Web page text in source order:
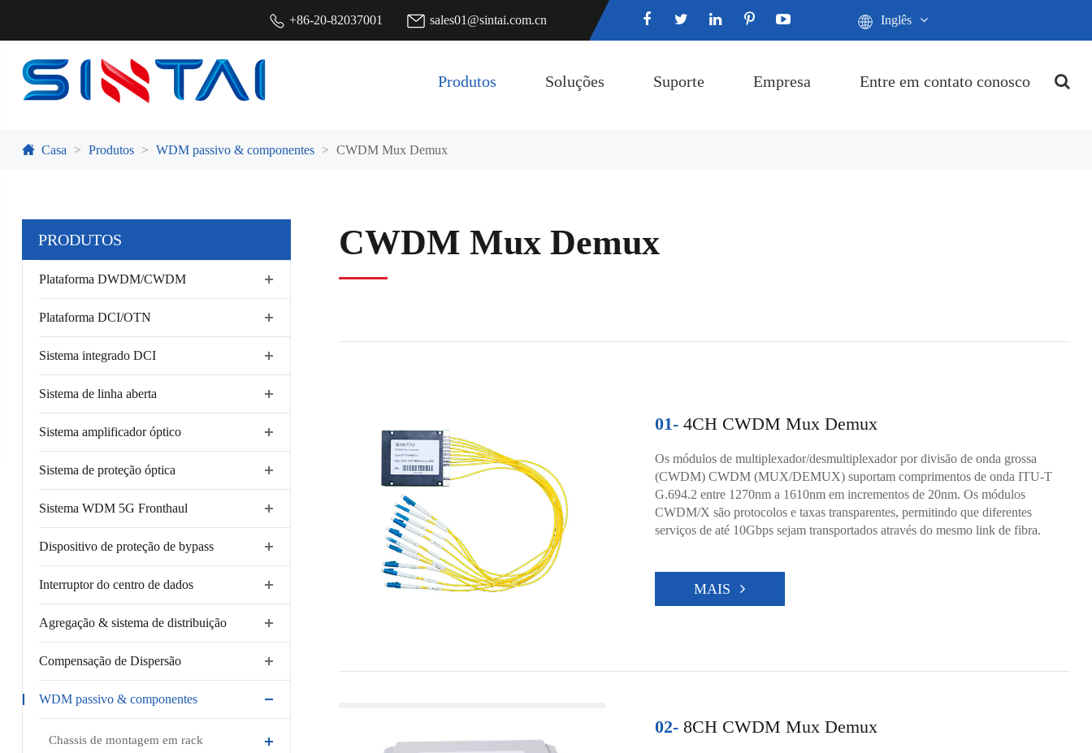
+86-20-82037001 sales01@sintai.com.cn Inglês
Produtos Soluções Suporte Empresa Entre em contato conosco
Casa Produtos WDM passivo & componentes CWDM Mux Demux
PRODUTOS
Plataforma DWDM/CWDM
Plataforma DCI/OTN
Sistema integrado DCI
Sistema de linha aberta
Sistema amplificador óptico
Sistema de proteção óptica
Sistema WDM 5G Fronthaul
Dispositivo de proteção de bypass
Interruptor do centro de dados
Agregação & sistema de distribuição
Compensação de Dispersão
WDM passivo & componentes
Chassis de montagem em rack
CWDM Mux Demux
01-4CH CWDM Mux Demux
Os módulos de multiplexador/desmultiplexador por divisão de onda grossa
(CWDM) CWDM (MUX/DEMUX) suportam comprimentos de onda ITU-T
G.694.2 entre 1270nm a 1610nm em incrementos de 20nm. Os módulos
CWDM/X são protocolos e taxas transparentes, permitindo que diferentes
serviços de até 10Gbps sejam transportados através do mesmo link de fibra.
MAIS
02-8CH CWDM Mux Demux